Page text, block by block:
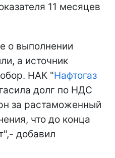
11 месяцев
о выполнении
а источник
НАК "Нафтогаз
долг по НДС
за растаможенный
что до конца
добавил